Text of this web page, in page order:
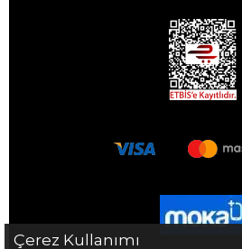
Çerez Kullanımı